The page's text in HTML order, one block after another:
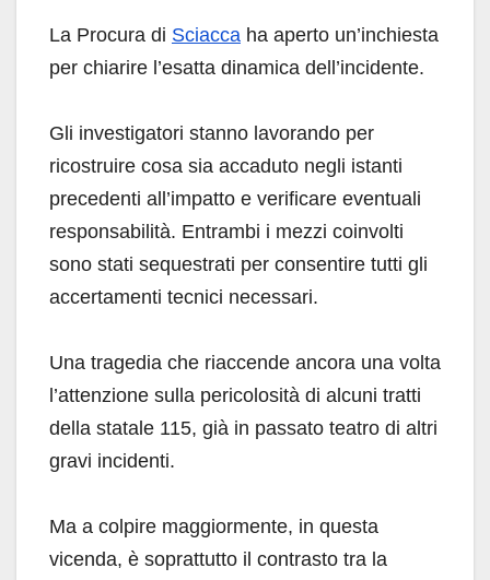
La Procura di Sciacca ha aperto un’inchiesta
per chiarire l’esatta dinamica dell’incidente.
Gli investigatori stanno lavorando per
ricostruire cosa sia accaduto negli istanti
precedenti all’impatto e verificare eventuali
responsabilità. Entrambi i mezzi coinvolti
sono stati sequestrati per consentire tutti gli
accertamenti tecnici necessari.
Una tragedia che riaccende ancora una volta
l’attenzione sulla pericolosità di alcuni tratti
della statale 115, già in passato teatro di altri
gravi incidenti.
Ma a colpire maggiormente, in questa
vicenda, è soprattutto il contrasto tra la